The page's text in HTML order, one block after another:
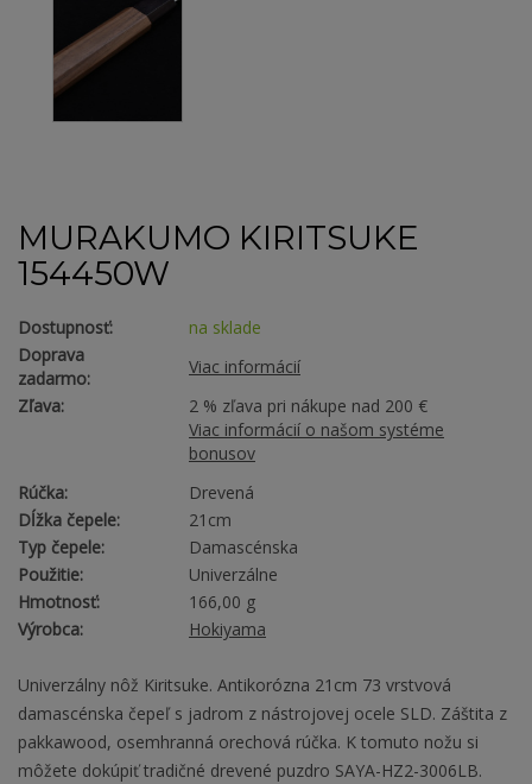
MURAKUMO KIRITSUKE
154450W
Dostupnosť:
na sklade
Doprava
zadarmo:
Viac informácií
Zľava:
2 % zľava pri nákupe nad 200 €
Viac informácií o našom systéme
bonusov
Rúčka:
Drevená
Dĺžka čepele:
21cm
Typ čepele:
Damascénska
Použitie:
Univerzálne
Hmotnosť:
166,00 g
Výrobca:
Hokiyama
Univerzálny nôž Kiritsuke. Antikorózna 21cm 73 vrstvová
damascénska čepeľ s jadrom z nástrojovej ocele SLD. Záštita z
pakkawood, osemhranná orechová rúčka. K tomuto nožu si
môžete dokúpiť tradičné drevené puzdro SAYA-HZ2-3006LB.